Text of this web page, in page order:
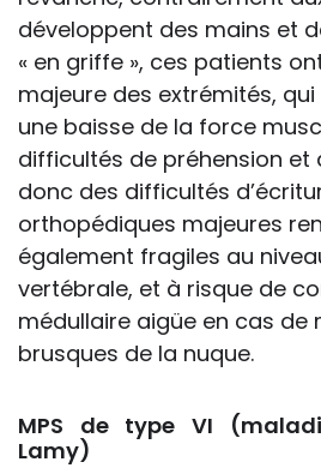
développent des mains et
« en griffe », ces patients
majeure des extrémités,
une baisse de la force
difficultés de préhension et
donc des difficultés
orthopédiques majeures
également fragiles au
vertébrale, et à risque de
médullaire aigüe en cas de
brusques de la nuque.
MPS de type VI
Lamy)